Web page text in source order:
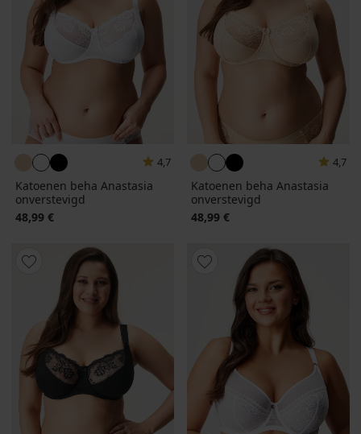
4,7
Katoenen beha Anastasia
onverstevigd
48,99 €
4,7
Katoenen beha Anastasia
onverstevigd
48,99 €